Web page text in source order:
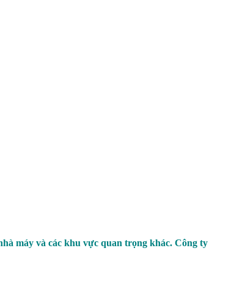
máy và các khu vực quan trọng khác. Công ty